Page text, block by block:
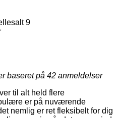
9
baseret på 42 anmeldelser
til alt held flere
er på nuværende
nemlig er ret fleksibelt for dig